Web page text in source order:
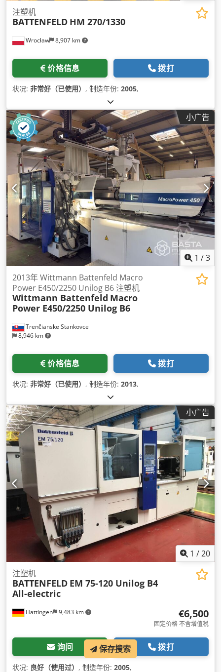
Wrocław 8,907 km
注塑机
BATTENFELD HM 270/1330
价格信息 拨打
状况: 非常好（已使用） , 制造年份: 2005,
小广告
1 /3
Trenčianske Stankovce
8,946 km
2013年 Wittmann Battenfeld Macro
Power E450/2250 Unilog B6 注塑机
Wittmann Battenfeld Macro
Power E450/2250 Unilog B6
价格信息 拨打
状况: 非常好（已使用） , 制造年份: 2013,
小广告
1 /20
Hattingen 9,483 km
注塑机
BATTENFELD EM 75-120 Unilog B4
All-electric
€6,500
固定价格 不含增值税
询问 拨打
状况: 良好（使用过） , 制造年份: 2005,
保存搜索